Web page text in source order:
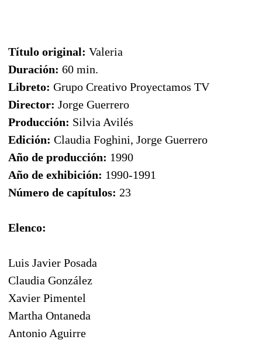
Título original: Valeria
Duración: 60 min.
Libreto: Grupo Creativo Proyectamos TV
Director: Jorge Guerrero
Producción: Silvia Avilés
Edición: Claudia Foghini, Jorge Guerrero
Año de producción: 1990
Año de exhibición: 1990-1991
Número de capítulos: 23
Elenco:
Luis Javier Posada
Claudia González
Xavier Pimentel
Martha Ontaneda
Antonio Aguirre